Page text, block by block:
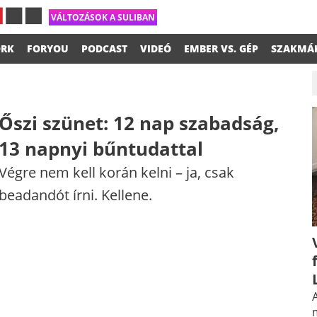
VÁLTOZÁSOK A SULIBAN
FORYOU PODCAST VIDEÓ EMBER VS. GÉP
szünet: 12 nap szabadság,
napnyi bűntudattal
nem kell korán kelni – ja, csak
írni. Kellene.